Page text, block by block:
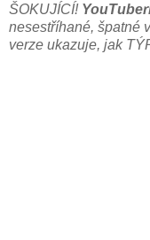
ŠOKUJÍCÍ!
nesestříhané, špatné
verze ukazuje, jak